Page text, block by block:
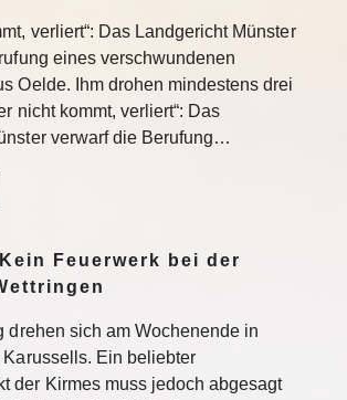
verliert“: Das Landgericht Münster
eines verschwundenen
Oelde. Ihm drohen mindestens drei
nicht kommt, verliert“: Das
verwarf die Berufung…
Feuerwerk bei der
drehen sich am Wochenende in
Ein beliebter
der Kirmes muss jedoch abgesagt